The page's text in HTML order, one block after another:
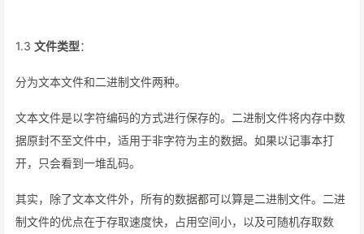
1.3 文件类型：
分为文本文件和二进制文件两种。
文本文件是以字符编码的方式进行保存的。二进制文件将内存中数
据原封不至文件中，适用于非字符为主的数据。如果以记事本打
开，只会看到一堆乱码。
其实，除了文本文件外，所有的数据都可以算是二进制文件。二进
制文件的优点在于存取速度快，占用空间小，以及可随机存取数